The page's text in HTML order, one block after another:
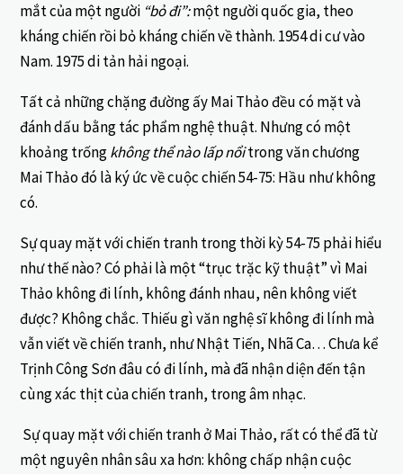
mắt của một người “bỏ đi”:một người quốc gia, theo
kháng chiến rồi bỏ kháng chiến về thành. 1954 di cư vào
Nam. 1975 di tản hải ngoại.
Tất cả những chặng đường ấy Mai Thảo đều có mặt và
đánh dấu bằng tác phẩm nghệ thuật. Nhưng có một
khoảng trốngkhông thể nào lấp nổitrong văn chương
Mai Thảo đó là ký ức về cuộc chiến 54-75: Hầu như không
có.
Sự quay mặt với chiến tranh trong thời kỳ 54-75 phải hiểu
như thế nào? Có phải là một “trục trặc kỹ thuật” vì Mai
Thảo không đi lính, không đánh nhau, nên không viết
được? Không chắc. Thiếu gì văn nghệ sĩ không đi lính mà
vẫn viết về chiến tranh, như Nhật Tiến, Nhã Ca… Chưa kể
Trịnh Công Sơn đâu có đi lính, mà đã nhận diện đến tận
cùng xác thịt của chiến tranh, trong âm nhạc.
Sự quay mặt với chiến tranh ở Mai Thảo, rất có thể đã từ
một nguyên nhân sâu xa hơn: không chấp nhận cuộc